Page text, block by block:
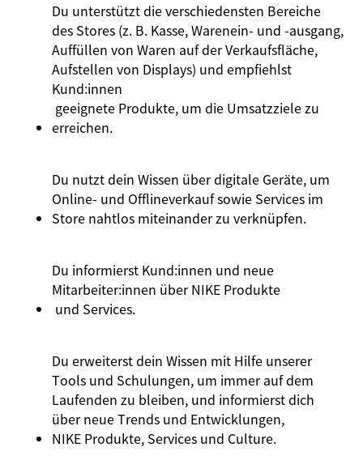
Du unterstützt die verschiedensten Bereiche
des Stores (z. B. Kasse, Warenein- und -ausgang,
Auffüllen von Waren auf der Verkaufsfläche,
Aufstellen von Displays) und empfiehlst
Kund:innen
geeignete Produkte, um die Umsatzziele zu
erreichen.
Du nutzt dein Wissen über digitale Geräte, um
Online- und Offlineverkauf sowie Services im
Store nahtlos miteinander zu verknüpfen.
Du informierst Kund:innen und neue
Mitarbeiter:innen überNIKE Produkte
und Services.
Du erweiterst dein Wissen mit Hilfe unserer
Tools und Schulungen, um immer auf dem
Laufenden zu bleiben, und informierst dich
über neue Trends und Entwicklungen,
NIKE Produkte, Services und Culture.